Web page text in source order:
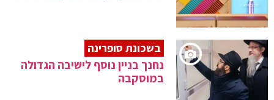
בשכונת סופרינה
נחנך בניין נוסף לישיבה הגדולה
במוסקבה